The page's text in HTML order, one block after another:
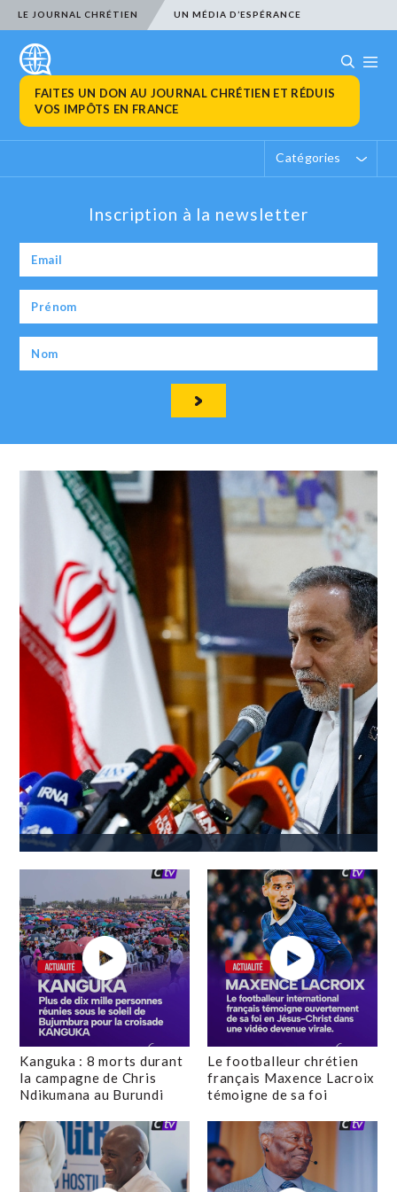
LE JOURNAL CHRÉTIEN UN MÉDIA D’ESPÉRANCE
FAITES UN DON AU JOURNAL CHRÉTIEN ET RÉDUIS
VOS IMPÔTS EN FRANCE
Catégories
Inscription à la newsletter
Kanguka : 8 morts durant
la campagne de Chris
Ndikumana au Burundi
Le footballeur chrétien
français Maxence Lacroix
témoigne de sa foi